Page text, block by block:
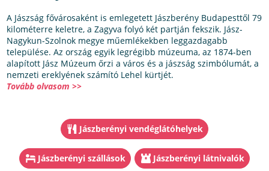
A Jászság fővárosaként is emlegetett Jászberény Budapesttől 79
kilométerre keletre, a Zagyva folyó két partján fekszik. Jász-
Nagykun-Szolnok megye műemlékekben leggazdagabb
települése. Az ország egyik legrégibb múzeuma, az 1874-ben
alapított Jász Múzeum őrzi a város és a jászság szimbólumát, a
nemzeti ereklyének számító Lehel kürtjét.
Tovább olvasom >>
Jászberényi vendéglátóhelyek
Jászberényi szállások Jászberényi látnivalók